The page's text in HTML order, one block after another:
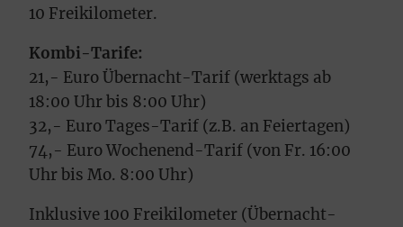
10 Freikilometer.
Kombi-Tarife:
21,- Euro Übernacht-Tarif (werktags ab
18:00 Uhr bis 8:00 Uhr)
32,- Euro Tages-Tarif (z.B. an Feiertagen)
74,- Euro Wochenend-Tarif (von Fr. 16:00
Uhr bis Mo. 8:00 Uhr)
Inklusive 100 Freikilometer (Übernacht-